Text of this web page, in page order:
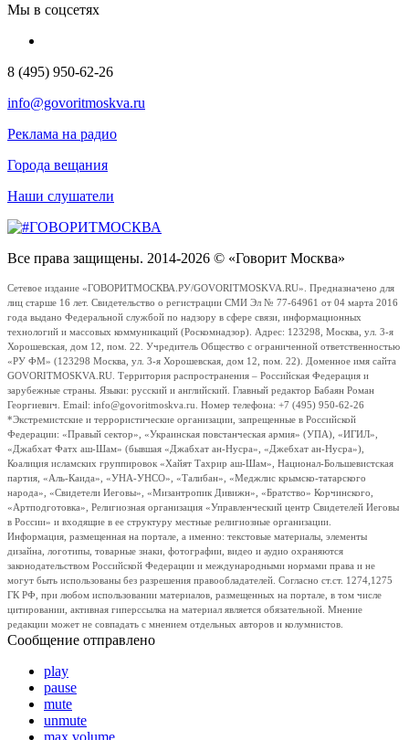
Мы в соцсетях
8 (495) 950-62-26
info@govoritmoskva.ru
Реклама на радио
Города вещания
Наши слушатели
Все права защищены. 2014-2026 © «Говорит Москва»
Сетевое издание «ГОВОРИТМОСКВА.РУ/GOVORITMOSKVA.RU». Предназначено для
лиц старше 16 лет. Свидетельство о регистрации СМИ Эл № 77-64961 от 04 марта 2016
года выдано Федеральной службой по надзору в сфере связи, информационных
технологий и массовых коммуникаций (Роскомнадзор). Адрес: 123298, Москва, ул. 3-я
Хорошевская, дом 12, пом. 22. Учредитель Общество с ограниченной ответственностью
«РУ ФМ» (123298 Москва, ул. 3-я Хорошевская, дом 12, пом. 22). Доменное имя сайта
GOVORITMOSKVA.RU. Территория распространения – Российская Федерация и
зарубежные страны. Языки: русский и английский. Главный редактор Бабаян Роман
Георгиевич. Email: info@govoritmoskva.ru. Номер телефона: +7 (495) 950-62-26
*Экстремистские и террористические организации, запрещенные в Российской
Федерации: «Правый сектор», «Украинская повстанческая армия» (УПА), «ИГИЛ»,
«Джабхат Фатх аш-Шам» (бывшая «Джабхат ан-Нусра», «Джебхат ан-Нусра»),
Коалиция исламских группировок «Хайят Тахрир аш-Шам», Национал-Большевистская
партия, «Аль-Каида», «УНА-УНСО», «Талибан», «Меджлис крымско-татарского
народа», «Свидетели Иеговы», «Мизантропик Дивижн», «Братство» Корчинского,
«Артподготовка», Религиозная организация «Управленческий центр Свидетелей Иеговы
в России» и входящие в ее структуру местные религиозные организации.
Информация, размещенная на портале, а именно: текстовые материалы, элементы
дизайна, логотипы, товарные знаки, фотографии, видео и аудио охраняются
законодательством Российской Федерации и международными нормами права и не
могут быть использованы без разрешения правообладателей. Согласно ст.ст. 1274,1275
ГК РФ, при любом использовании материалов, размещенных на портале, в том числе
цитировании, активная гиперссылка на материал является обязательной. Мнение
редакции может не совпадать с мнением отдельных авторов и колумнистов.
Сообщение отправлено
play
pause
mute
unmute
max volume